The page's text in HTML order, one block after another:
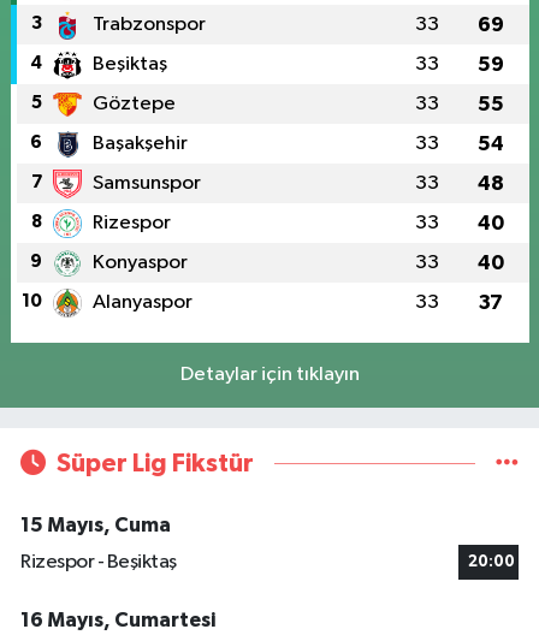
3 Trabzonspor 33 69
4 Beşiktaş 33 59
5 Göztepe 33 55
6 Başakşehir 33 54
7 Samsunspor 33 48
8 Rizespor 33 40
9 Konyaspor 33 40
10 Alanyaspor 33 37
Detaylar için tıklayın
Süper Lig Fikstür
15 Mayıs, Cuma
Rizespor - Beşiktaş
20:00
16 Mayıs, Cumartesi